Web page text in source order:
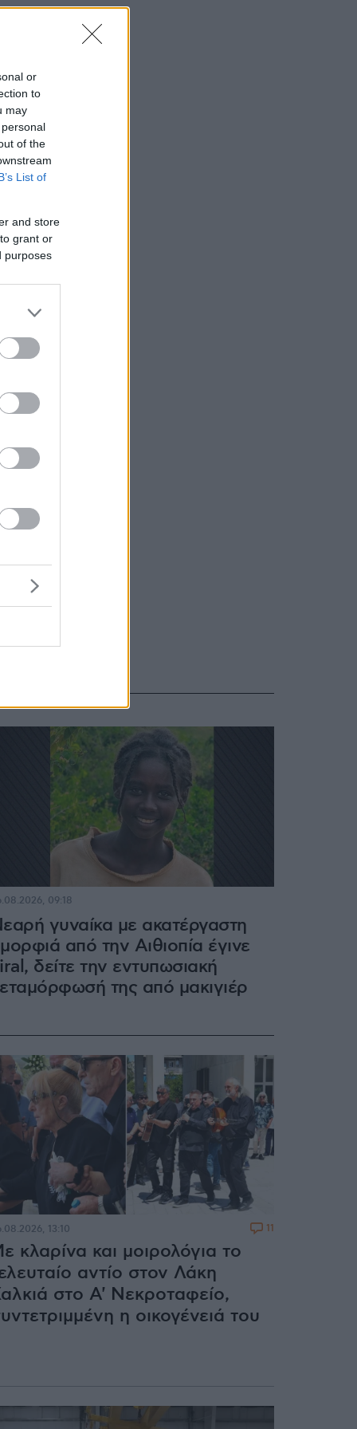
or
to
may
of the
List of
and store
grant or
purposes
γυναίκα με ακατέργαστη
από την Αιθιοπία έγινε
δείτε την εντυπωσιακή
της από μακιγιέρ
09:18
κλαρίνα και μοιρολόγια το
αντίο στον Λάκη
στο A' Νεκροταφείο,
η οικογένειά του
13:10 11